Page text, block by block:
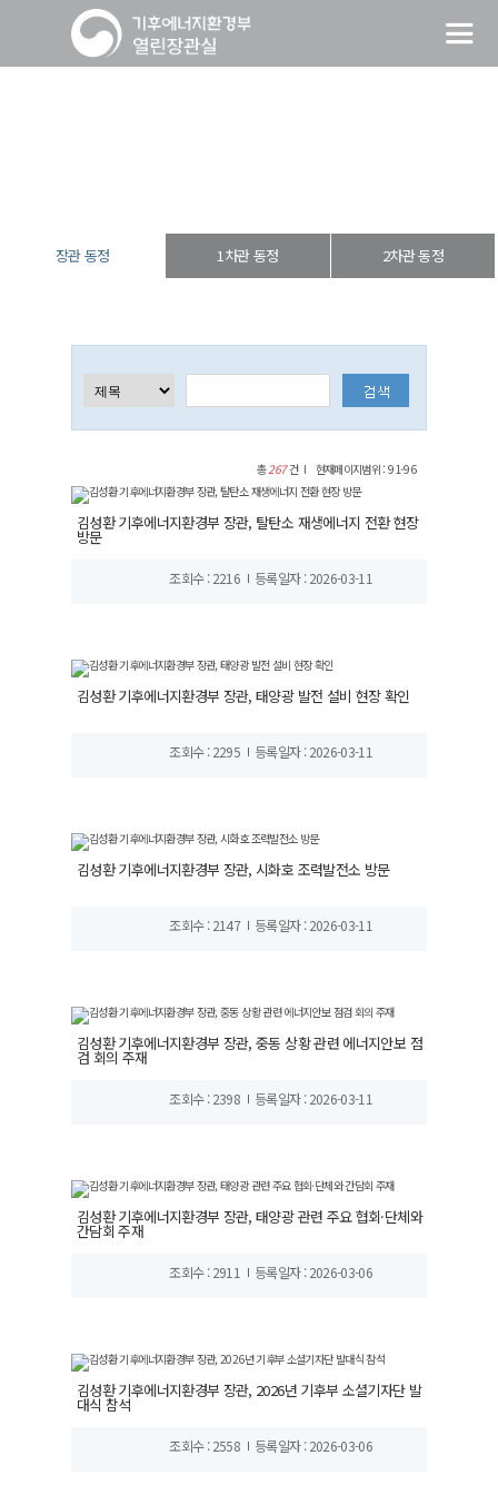
장관 동정 1차관 동정 2차관 동정
총267건 현재페이지범위 : 91-96
김성환 기후에너지환경부 장관, 탈탄소 재생에너지 전환 현장
방문
조회수 : 2216 등록일자 : 2026-03-11
김성환 기후에너지환경부 장관, 태양광 발전 설비 현장 확인
조회수 : 2295 등록일자 : 2026-03-11
김성환 기후에너지환경부 장관, 시화호 조력발전소 방문
조회수 : 2147 등록일자 : 2026-03-11
김성환 기후에너지환경부 장관, 중동 상황 관련 에너지안보 점
검 회의 주재
조회수 : 2398 등록일자 : 2026-03-11
김성환 기후에너지환경부 장관, 태양광 관련 주요 협회·단체와
간담회 주재
조회수 : 2911 등록일자 : 2026-03-06
김성환 기후에너지환경부 장관, 2026년 기후부 소셜기자단 발
대식 참석
조회수 : 2558 등록일자 : 2026-03-06